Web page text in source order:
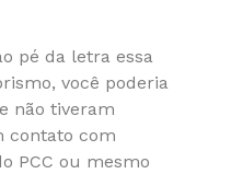
pé da letra essa
você poderia
não tiveram
contato com
PCC ou mesmo